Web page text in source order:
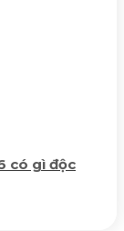
có gì độc